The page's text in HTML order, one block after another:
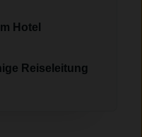
Hotel
Reiseleitung